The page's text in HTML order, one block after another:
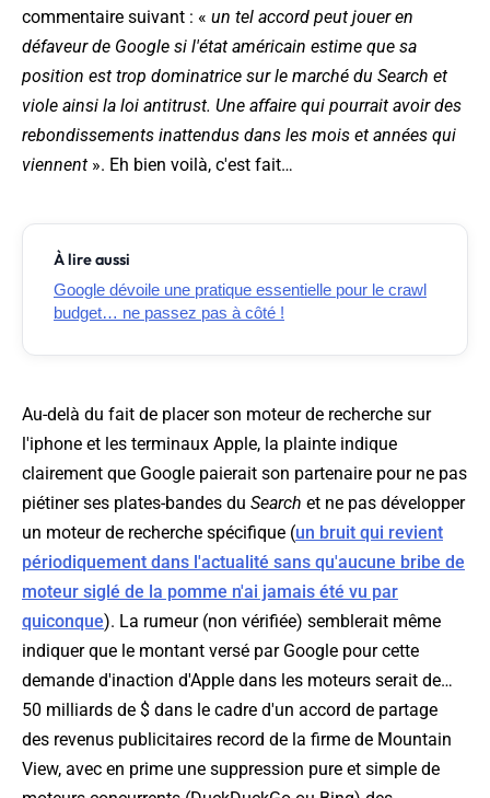
commentaire suivant : « un tel accord peut jouer en
défaveur de Google si l'état américain estime que sa
position est trop dominatrice sur le marché du Search et
viole ainsi la loi antitrust. Une affaire qui pourrait avoir des
rebondissements inattendus dans les mois et années qui
viennent ». Eh bien voilà, c'est fait…
À lire aussi
Google dévoile une pratique essentielle pour le crawl
budget… ne passez pas à côté !
Au-delà du fait de placer son moteur de recherche sur
l'iphone et les terminaux Apple, la plainte indique
clairement que Google paierait son partenaire pour ne pas
piétiner ses plates-bandes du Search et ne pas développer
un moteur de recherche spécifique (un bruit qui revient
périodiquement dans l'actualité sans qu'aucune bribe de
moteur siglé de la pomme n'ai jamais été vu par
quiconque). La rumeur (non vérifiée) semblerait même
indiquer que le montant versé par Google pour cette
demande d'inaction d'Apple dans les moteurs serait de…
50 milliards de $ dans le cadre d'un accord de partage
des revenus publicitaires record de la firme de Mountain
View, avec en prime une suppression pure et simple de